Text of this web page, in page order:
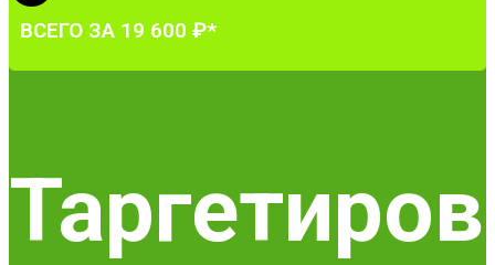
ВСЕГО ЗА 19 600 ₽*